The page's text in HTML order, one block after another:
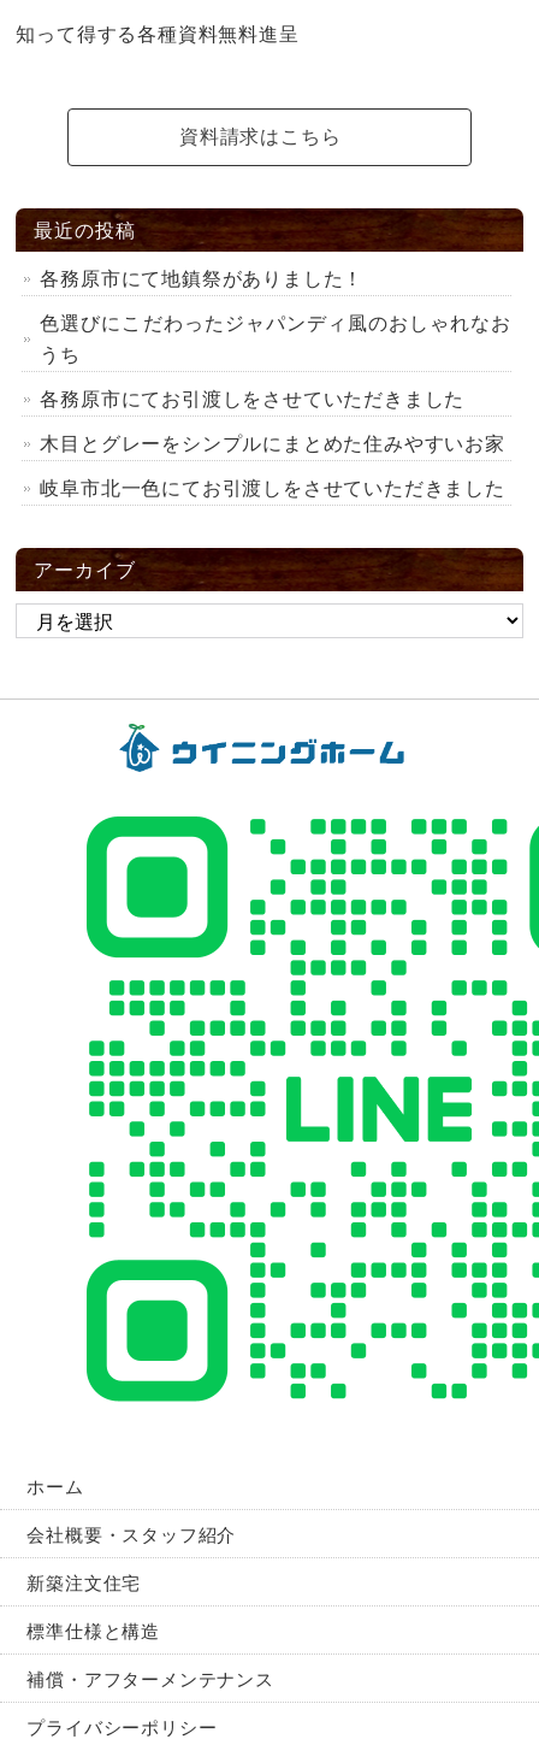
知って得する各種資料無料進呈
資料請求はこちら
最近の投稿
各務原市にて地鎮祭がありました！
色選びにこだわったジャパンディ風のおしゃれなお
うち
各務原市にてお引渡しをさせていただきました
木目とグレーをシンプルにまとめた住みやすいお家
岐阜市北一色にてお引渡しをさせていただきました
アーカイブ
ホーム
会社概要・スタッフ紹介
新築注文住宅
標準仕様と構造
補償・アフターメンテナンス
プライバシーポリシー